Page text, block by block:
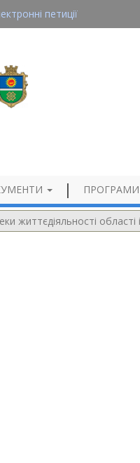
петиції
життєдіяльності області